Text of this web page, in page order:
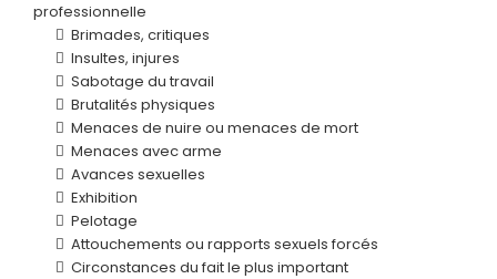
professionnelle
Brimades, critiques
Insultes, injures
Sabotage du travail
Brutalités physiques
Menaces de nuire ou menaces de mort
Menaces avec arme
Avances sexuelles
Exhibition
Pelotage
Attouchements ou rapports sexuels forcés
Circonstances du fait le plus important